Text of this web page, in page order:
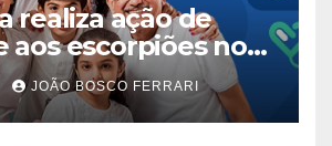
realiza ação de
aos escorpiões no
Carlos
JOÃO BOSCO FERRARI